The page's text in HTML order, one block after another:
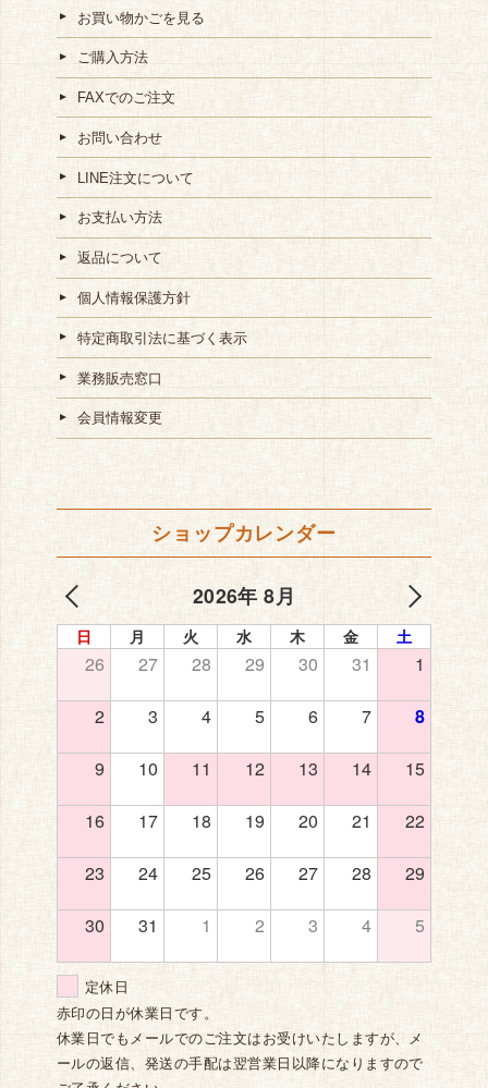
お買い物かごを見る
ご購入方法
FAXでのご注文
お問い合わせ
LINE注文について
お支払い方法
返品について
個人情報保護方針
特定商取引法に基づく表示
業務販売窓口
会員情報変更
ショップカレンダー
2026年 8月
日 月 火 水 木 金 土
26 27 28 29 30 31 1
2 3 4 5 6 7 8
9 10 11 12 13 14 15
16 17 18 19 20 21 22
23 24 25 26 27 28 29
30 31 1 2 3 4 5
定休日
赤印の日が休業日です。
休業日でもメールでのご注文はお受けいたしますが、メ
ールの返信、発送の手配は翌営業日以降になりますので